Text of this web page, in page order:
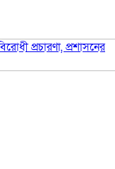
প্রচারণা, প্রশাসনের